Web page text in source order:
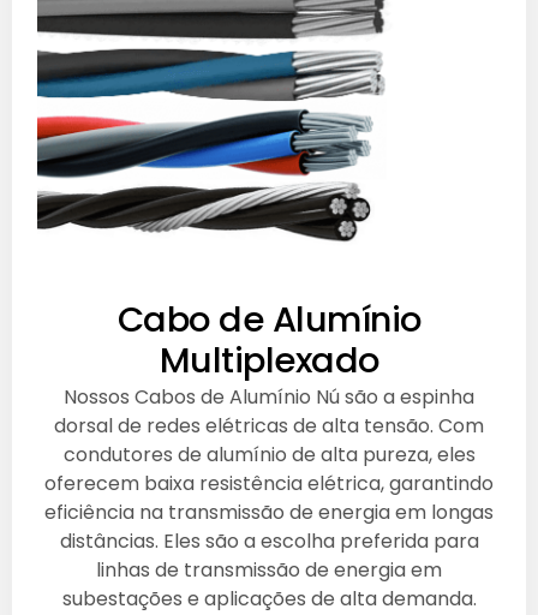
Cabo de Alumínio
Multiplexado
Nossos Cabos de Alumínio Nú são a espinha
dorsal de redes elétricas de alta tensão. Com
condutores de alumínio de alta pureza, eles
oferecem baixa resistência elétrica, garantindo
eficiência na transmissão de energia em longas
distâncias. Eles são a escolha preferida para
linhas de transmissão de energia em
subestações e aplicações de alta demanda.